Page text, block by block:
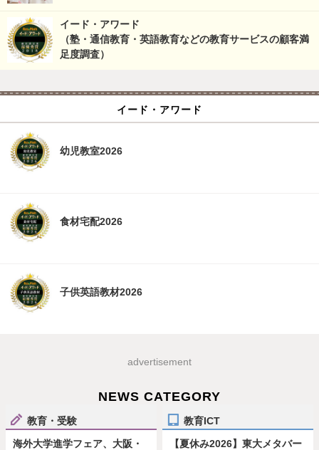
イード・アワード
（塾・通信教育・英語教育などの教育サービスの顧客満
足度調査）
イード・アワード
幼児教室2026
食材宅配2026
子供英語教材2026
advertisement
NEWS CATEGORY
教育・受験
海外大学進学フェア、大阪・
教育ICT
【夏休み2026】東大メタバー